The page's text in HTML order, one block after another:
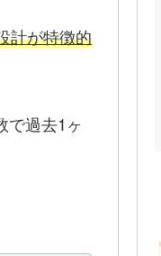
計が特徴的
で過去1ヶ